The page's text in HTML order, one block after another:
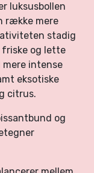
luksusbollen
række mere
stadig
og lette
intense
eksotiske
citrus.
og